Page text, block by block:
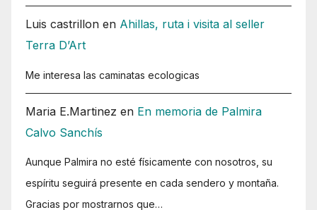
Luis castrillon en Ahillas, ruta i visita al seller
Terra D’Art
Me interesa las caminatas ecologicas
Maria E.Martinez en En memoria de Palmira
Calvo Sanchís
Aunque Palmira no esté físicamente con nosotros, su
espíritu seguirá presente en cada sendero y montaña.
Gracias por mostrarnos que…